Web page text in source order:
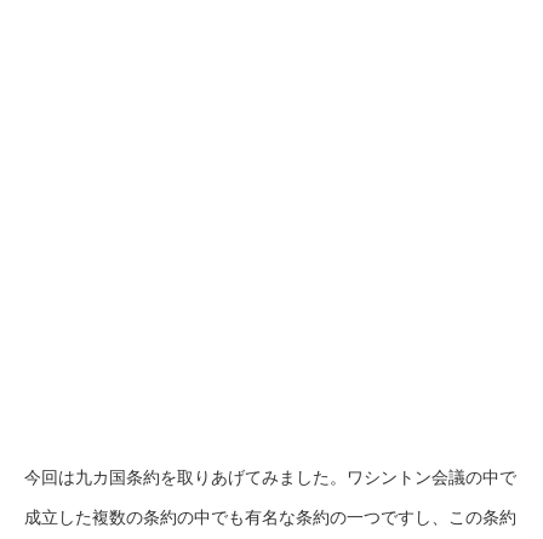
今回は九カ国条約を取りあげてみました。ワシントン会議の中で
成立した複数の条約の中でも有名な条約の一つですし、この条約